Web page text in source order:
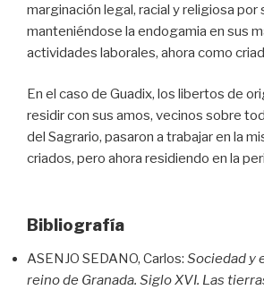
marginación legal, racial y religiosa por
manteniéndose la endogamia en sus
actividades laborales, ahora como
En el caso de Guadix, los libertos de
residir con sus amos, vecinos sobre
del Sagrario, pasaron a trabajar en la
criados, pero ahora residiendo en la
Bibliografía
ASENJO SEDANO, Carlos: Sociedad y
reino de Granada. Siglo XVI. Las